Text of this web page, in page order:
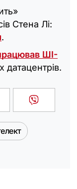
Стена Лі:
.
ШІ-
датацентрів.